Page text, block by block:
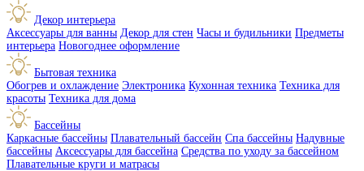
Декор интерьера
Аксессуары для ванны Декор для стен Часы и будильники Предметы
интерьера Новогоднее оформление
Бытовая техника
Обогрев и охлаждение Электроника Кухонная техника Техника для
красоты Техника для дома
Бассейны
Каркасные бассейны Плавательный бассейн Спа бассейны Надувные
бассейны Аксессуары для бассейна Средства по уходу за бассейном
Плавательные круги и матрасы